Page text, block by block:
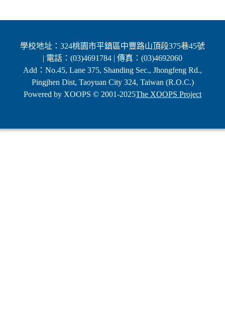
學校地址：324桃園市平鎮區中豐路山頂段375巷45號
| 電話：(03)4691784 | 傳真：(03)4692060
Add：No.45, Lane 375, Shanding Sec., Jhongfeng Rd.,
Pingjhen Dist, Taoyuan City 324, Taiwan (R.O.C.)
Powered by XOOPS © 2001-2025The XOOPS Project